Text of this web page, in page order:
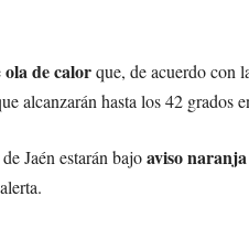
ola de calorque, de acuerdo con
alcanzarán hasta los 42 grados
Jaén estarán bajoaviso naranja